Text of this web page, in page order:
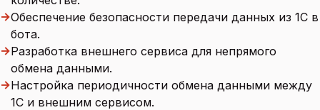
→Обеспечение безопасности передачи данных из 1С в
бота.
→Разработка внешнего сервиса для непрямого
обмена данными.
→Настройка периодичности обмена данными между
1С и внешним сервисом.